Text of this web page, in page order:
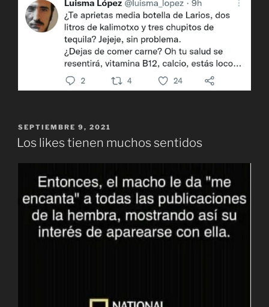
PUBLICADO
EL
SEPTIEMBRE 9, 2021
Los likes tienen muchos sentidos